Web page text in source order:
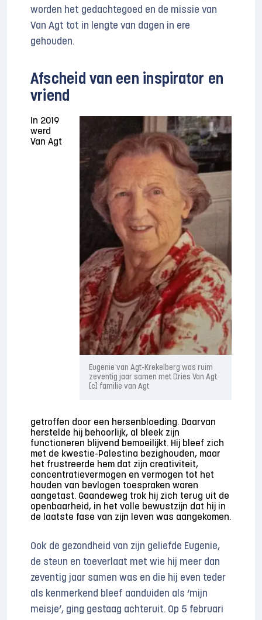
worden het gedachtegoed en de missie van
Van Agt tot in lengte van dagen in ere
gehouden.
Afscheid van een inspirator en
vriend
Eugenie van Agt-Krekelberg was ruim
zeventig jaar samen met Dries Van Agt.
[c] familie van Agt
In 2019
werd
Van Agt
getroffen door een hersenbloeding. Daarvan
herstelde hij behoorlijk, al bleek zijn
functioneren blijvend bemoeilijkt. Hij bleef zich
met de kwestie-Palestina bezighouden, maar
het frustreerde hem dat zijn creativiteit,
concentratievermogen en vermogen tot het
houden van bevlogen toespraken waren
aangetast. Gaandeweg trok hij zich terug uit de
openbaarheid, in het volle bewustzijn dat hij in
de laatste fase van zijn leven was aangekomen.
Ook de gezondheid van zijn geliefde Eugenie,
de steun en toeverlaat met wie hij meer dan
zeventig jaar samen was en die hij even teder
als kenmerkend bleef aanduiden als ‘mijn
meisje’, ging gestaag achteruit. Op 5 februari